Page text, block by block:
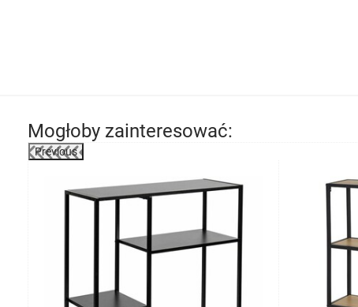
Mogłoby zainteresować:
Previous